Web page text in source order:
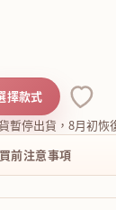
暫停出貨，8月初恢
擇款式
前注意事項